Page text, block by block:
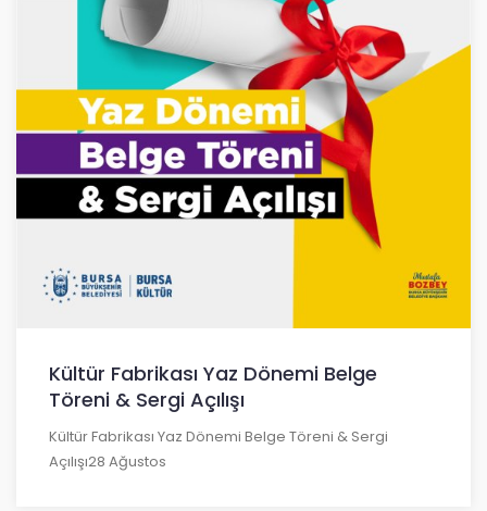
Kültür Fabrikası Yaz Dönemi Belge
Töreni & Sergi Açılışı
Kültür Fabrikası Yaz Dönemi Belge Töreni & Sergi
Açılışı28 Ağustos